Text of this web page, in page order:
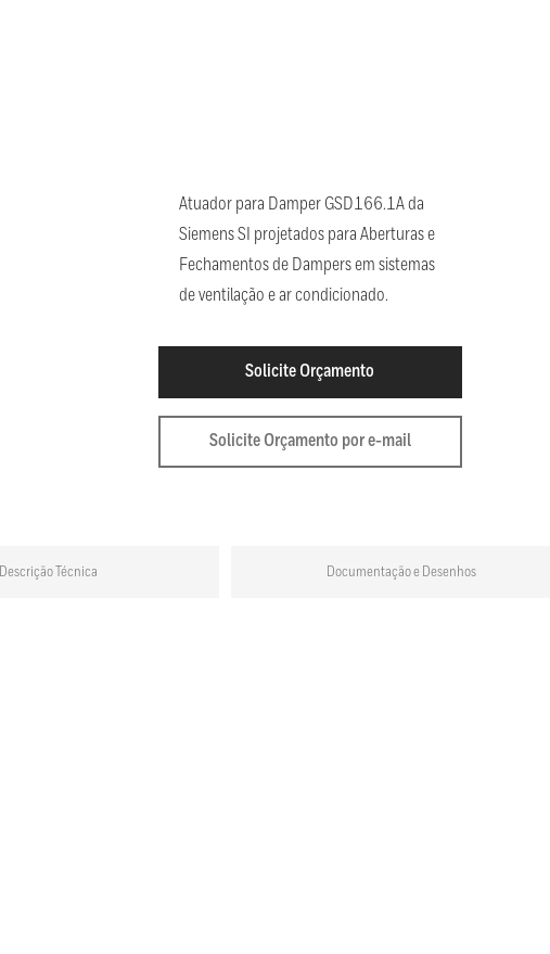
Atuador para Damper GSD166.1A da
Siemens SI projetados para Aberturas e
Fechamentos de Dampers em sistemas
de ventilação e ar condicionado.
Solicite Orçamento
Solicite Orçamento por e-mail
Descrição Técnica Documentação e Desenhos